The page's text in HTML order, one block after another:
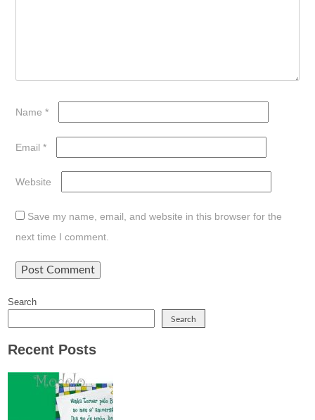
Name *
Email *
Website
Save my name, email, and website in this browser for the
next time I comment.
Search
Search
Recent Posts